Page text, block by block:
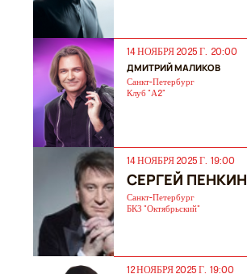
14 НОЯБРЯ 2025 Г. 20:00
ДМИТРИЙ МАЛИКОВ
Санкт-Петербург
Клуб "А2"
14 НОЯБРЯ 2025 Г. 19:00
СЕРГЕЙ ПЕНКИН
Санкт-Петербург
БКЗ "Октябрьский"
12 НОЯБРЯ 2025 Г. 19:00